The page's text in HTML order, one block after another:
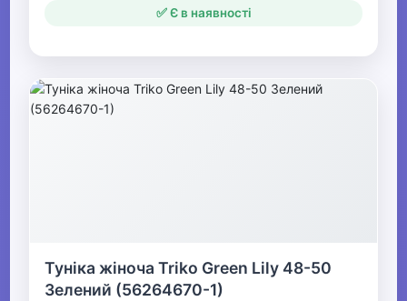
✅ Є в наявності
Туніка жіноча Triko Green Lily 48-50
Зелений (56264670-1)